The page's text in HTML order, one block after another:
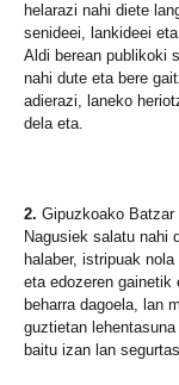
helarazi nahi diete
senideei, lankideei
Aldi berean publikoki
nahi dute eta bere
adierazi, laneko
dela eta.
2. Gipuzkoako Batzar
Nagusiek salatu nahi
halaber, istripuak nola
eta edozeren gainetik
beharra dagoela, lan
guztietan lehentasuna
baitu izan lan